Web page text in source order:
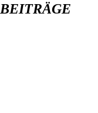
BEITRÄGE